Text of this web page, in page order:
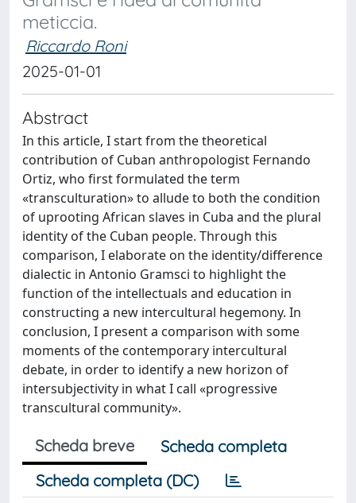
meticcia.
Riccardo Roni
2025-01-01
Abstract
In this article, I start from the theoretical
contribution of Cuban anthropologist Fernando
Ortiz, who first formulated the term
«transculturation» to allude to both the condition
of uprooting African slaves in Cuba and the plural
identity of the Cuban people. Through this
comparison, I elaborate on the identity/difference
dialectic in Antonio Gramsci to highlight the
function of the intellectuals and education in
constructing a new intercultural hegemony. In
conclusion, I present a comparison with some
moments of the contemporary intercultural
debate, in order to identify a new horizon of
intersubjectivity in what I call «progressive
transcultural community».
Scheda breve
Scheda completa
Scheda completa (DC)